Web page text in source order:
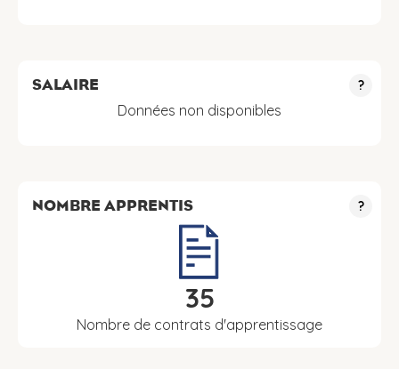
SALAIRE ?
Données non disponibles
NOMBRE APPRENTIS ?
35
Nombre de contrats d'apprentissage